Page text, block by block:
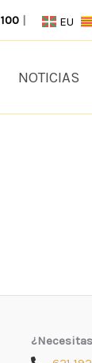
| EU
NOTICIAS